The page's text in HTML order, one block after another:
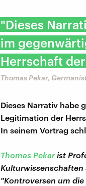
"Dieses
im
Herrschaft
Thomas Pekar,
Dieses Narrativ habe
Legitimation der
In seinem Vortrag
Thomas Pekarist
Kulturwissenschaften
"Kontroversen um